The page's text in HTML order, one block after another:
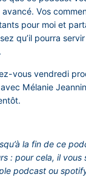
Vos
pour moi et
qu’il pourra
vous vendredi
Mélanie
la fin de ce
: pour cela, il
podcast ou